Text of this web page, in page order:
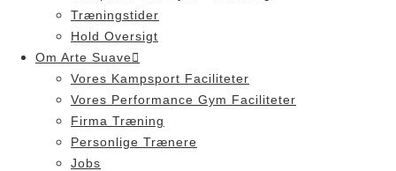
Træningstider
Hold Oversigt
Om Arte Suave
Vores Kampsport Faciliteter
Vores Performance Gym Faciliteter
Firma Træning
Personlige Trænere
Jobs